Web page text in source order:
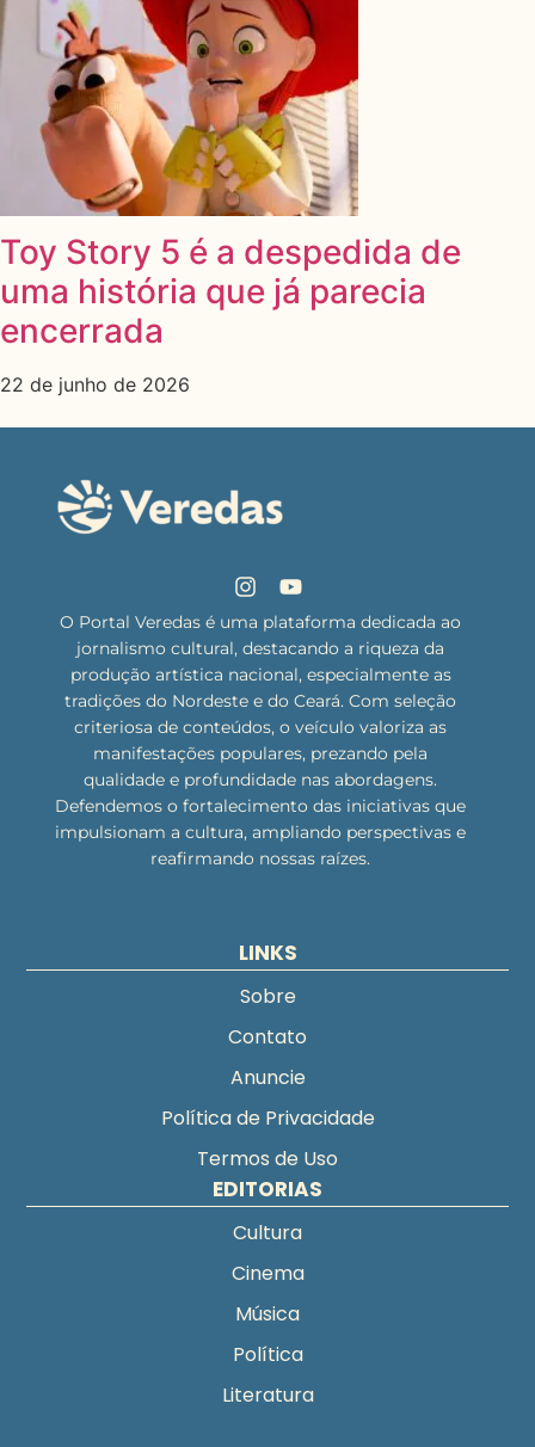
Toy Story 5 é a despedida de
uma história que já parecia
encerrada
22 de junho de 2026
O Portal Veredas é uma plataforma dedicada ao
jornalismo cultural, destacando a riqueza da
produção artística nacional, especialmente as
tradições do Nordeste e do Ceará. Com seleção
criteriosa de conteúdos, o veículo valoriza as
manifestações populares, prezando pela
qualidade e profundidade nas abordagens.
Defendemos o fortalecimento das iniciativas que
impulsionam a cultura, ampliando perspectivas e
reafirmando nossas raízes.
LINKS
Sobre
Contato
Anuncie
Política de Privacidade
Termos de Uso
EDITORIAS
Cultura
Cinema
Música
Política
Literatura